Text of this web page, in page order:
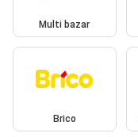
Multi bazar
Brico